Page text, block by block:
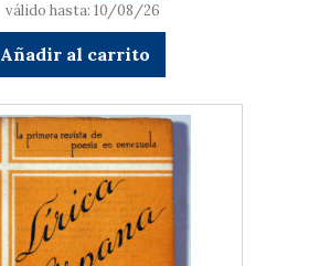
válido hasta: 10/08/26
Añadir al carrito